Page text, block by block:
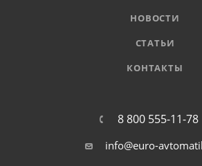
НОВОСТИ
СТАТЬИ
КОНТАКТЫ
8 800 555-11-78
info@euro-